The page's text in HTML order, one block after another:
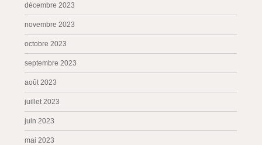
décembre 2023
novembre 2023
octobre 2023
septembre 2023
août 2023
juillet 2023
juin 2023
mai 2023